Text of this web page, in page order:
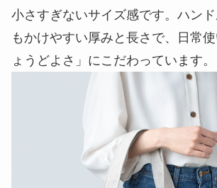
小さすぎないサイズ感です。ハン
もかけやすい厚みと長さで、日常
ょうどよさ」にこだわっています。